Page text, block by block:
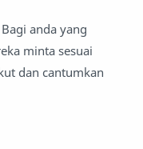
anda yang
minta sesuai
dan cantumkan